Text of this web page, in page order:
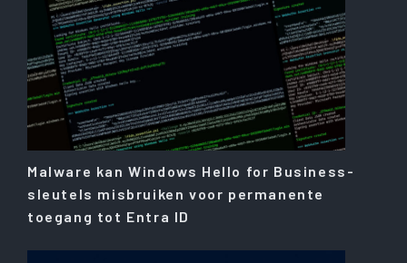
Malware kan Windows Hello for Business-
sleutels misbruiken voor permanente
toegang tot Entra ID